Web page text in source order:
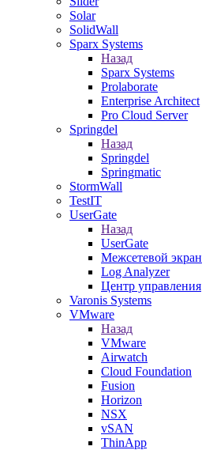
Solar
SolidWall
Sparx Systems
Назад
Sparx Systems
Prolaborate
Enterprise Architect
Pro Cloud Server
Springdel
Назад
Springdel
Springmatic
StormWall
TestIT
UserGate
Назад
UserGate
Межсетевой экран
Log Analyzer
Центр управления
Varonis Systems
VMware
Назад
VMware
Airwatch
Cloud Foundation
Fusion
Horizon
NSX
vSAN
ThinApp